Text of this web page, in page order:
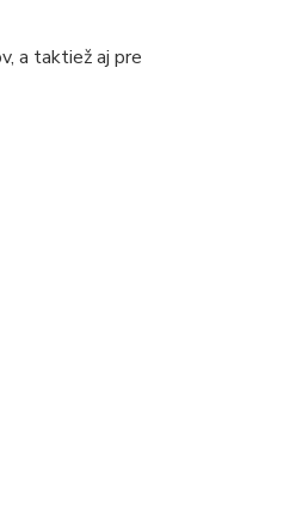
a taktiež aj pre